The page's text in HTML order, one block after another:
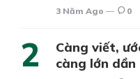
3 Năm Ago 0
Càng viết,
càng lớn dần